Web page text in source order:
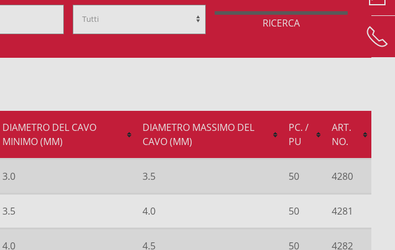
RICERCA
DIAMETRO DEL CAVO
MINIMO (MM)
DIAMETRO MASSIMO DEL
CAVO (MM)
PC. /
PU
ART.
NO.
3.0 3.5 50 4280
3.5 4.0 50 4281
4.0 4.5 50 4282